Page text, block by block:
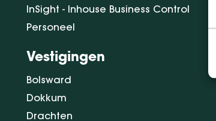
InSight - Inhouse Business Control
Personeel
Vestigingen
Bolsward
Dokkum
Drachten